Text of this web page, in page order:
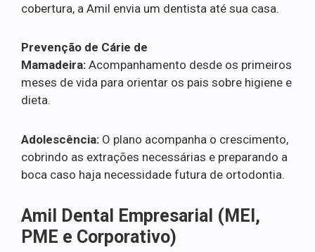
cobertura, a Amil envia um dentista até sua casa.
Prevenção de Cárie de
Mamadeira: Acompanhamento desde os primeiros
meses de vida para orientar os pais sobre higiene e
dieta.
Adolescência: O plano acompanha o crescimento,
cobrindo as extrações necessárias e preparando a
boca caso haja necessidade futura de ortodontia.
Amil Dental Empresarial (MEI,
PME e Corporativo)